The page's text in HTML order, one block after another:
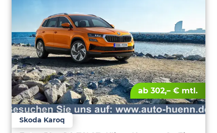
ab 302,– € mtl.
Skoda Karoq